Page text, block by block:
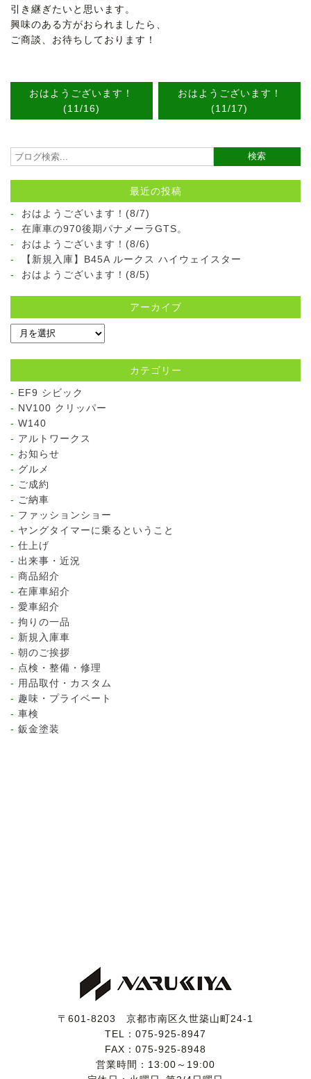
引き継ぎたいと思います。
興味のある方がおられましたら、
ご商談、お待ちしております！
おはようございます！
(11/16)
おはようございます！
(11/17)
最近の投稿
おはようございます！(8/7)
在庫車の970後期パナメーラGTS。
おはようございます！(8/6)
【新規入庫】B45A ルークス ハイウェイスター
おはようございます！(8/5)
アーカイブ
カテゴリー
EF9 シビック
NV100 クリッパー
W140
アルトワークス
お知らせ
グルメ
ご成約
ご納車
ファッションショー
ヤングタイマーに乗るということ
仕上げ
出来事・近況
商品紹介
在庫車紹介
愛車紹介
拘りの一品
新規入庫車
朝のご挨拶
点検・整備・修理
用品取付・カスタム
趣味・プライベート
車検
鈑金塗装
〒601-8203 京都市南区久世築山町24-1
TEL： 075-925-8947
FAX：075-925-8948
営業時間：13:00～19:00